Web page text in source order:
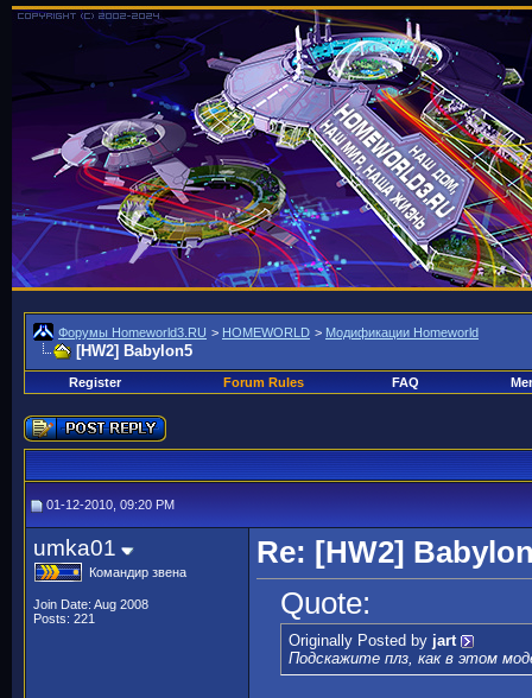
Форумы Homeworld3.RU > HOMEWORLD > Модификации Homeworld
[HW2] Babylon5
Register Forum Rules FAQ
01-12-2010, 09:20 PM
umka01
Командир звена
Join Date: Aug 2008
Posts: 221
Re: [HW2]
Quote:
Originally Posted by jart
Подскажите плз, как в этом